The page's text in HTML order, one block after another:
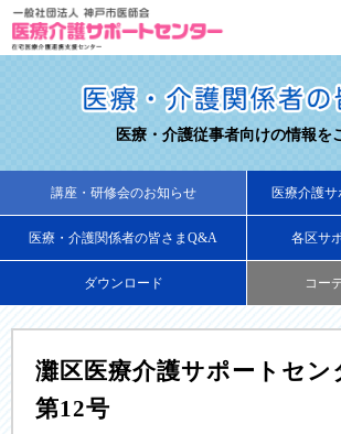
医療・介護従事者向けの情報を
講座・研修会のお知らせ 医療介護
医療・介護関係者の皆さまQ&A 各区サ
ダウンロード コー
灘区医療介護サポートセン
第12号